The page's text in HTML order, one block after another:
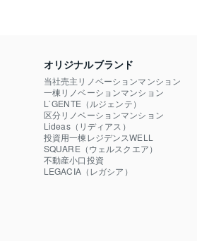
オリジナルブランド
当社売主リノベーションマンション
一棟リノベーションマンション
L`GENTE（ルジェンテ）
区分リノベーションマンション
Lideas（リディアス）
投資用一棟レジデンスWELL
SQUARE（ウェルスクエア）
不動産小口投資
LEGACIA（レガシア）